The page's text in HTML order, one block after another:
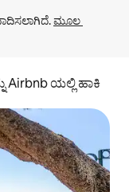
ಮೂಲ
Airbnb ಯಲ್ಲಿ ಹಾಕಿ